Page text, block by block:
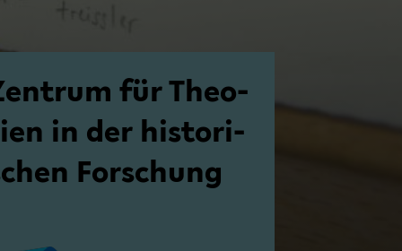
für Theo­
in der his­to­ri­
For­schung